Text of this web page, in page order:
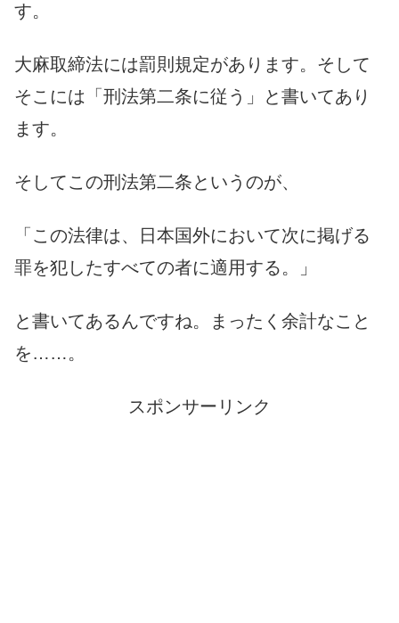
す。
大麻取締法には罰則規定があります。そして
そこには「刑法第二条に従う」と書いてあり
ます。
そしてこの刑法第二条というのが、
「この法律は、日本国外において次に掲げる
罪を犯したすべての者に適用する。」
と書いてあるんですね。まったく余計なこと
を……。
スポンサーリンク